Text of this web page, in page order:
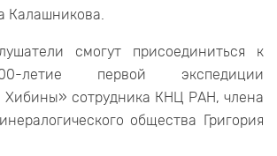
Калашникова.
смогут присоединиться к
летие первой экспедиции
сотрудника КНЦ РАН, члена
общества Григория